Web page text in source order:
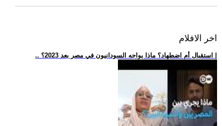
اخر الافلام